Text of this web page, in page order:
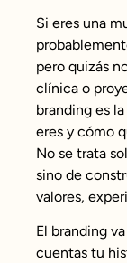
Si eres una
pero quizás
clínica o
branding es
eres y cómo
No se trata
sino de
valores,
El branding
cuentas tu